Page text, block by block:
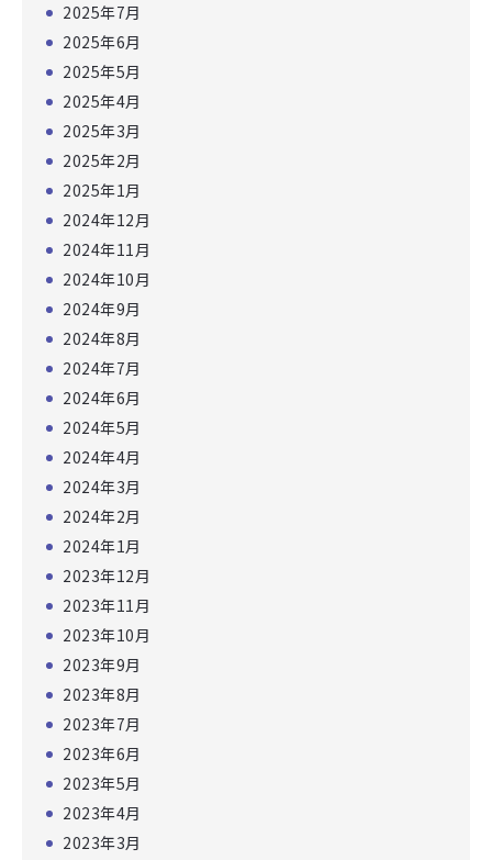
2025年7月
2025年6月
2025年5月
2025年4月
2025年3月
2025年2月
2025年1月
2024年12月
2024年11月
2024年10月
2024年9月
2024年8月
2024年7月
2024年6月
2024年5月
2024年4月
2024年3月
2024年2月
2024年1月
2023年12月
2023年11月
2023年10月
2023年9月
2023年8月
2023年7月
2023年6月
2023年5月
2023年4月
2023年3月